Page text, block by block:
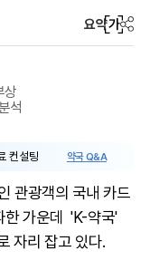
요약가
상
석
컨설팅 약국 Q&A
관광객의 국내 카드
한 가운데 'K-약국'
자리 잡고 있다.